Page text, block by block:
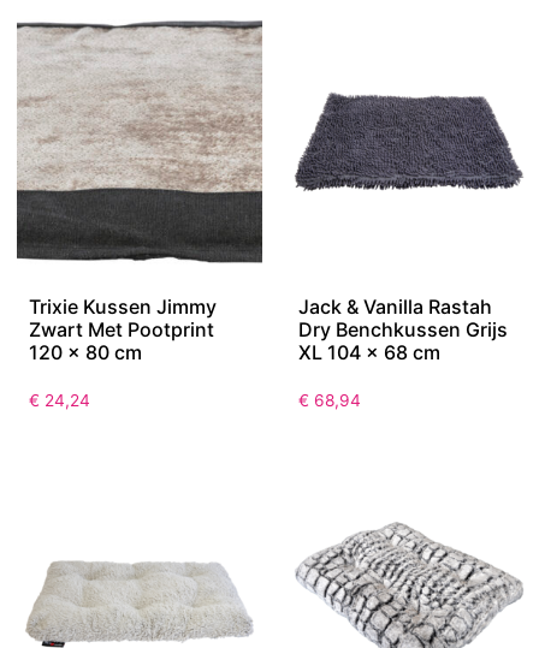
Trixie Kussen Jimmy
Zwart Met Pootprint
120 x 80 cm
€ 24,24
Jack & Vanilla Rastah
Dry Benchkussen Grijs
XL 104 x 68 cm
€ 68,94